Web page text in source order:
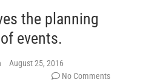
the planning
events.
August 25, 2016
No Comments